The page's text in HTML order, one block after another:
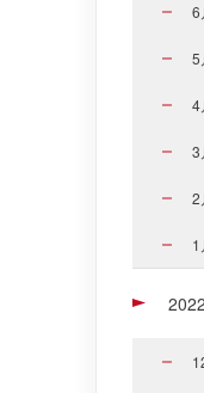
6
5
4
3
2
1